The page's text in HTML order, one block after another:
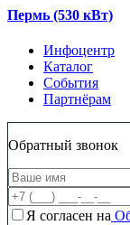
Пермь (530 кВт)
Инфоцентр
Каталог
События
Партнёрам
Обратный звонок
Я согласен на